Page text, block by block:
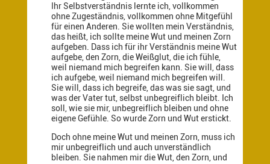
Ihr Selbstverständnis lernte ich, vollkommen
ohne Zugeständnis, vollkommen ohne Mitgefühl
für einen Anderen. Sie wollten mein Verständnis,
das heißt, ich sollte meine Wut und meinen Zorn
aufgeben. Dass ich für ihr Verständnis meine Wut
aufgebe, den Zorn, die Weißglut, die ich fühle,
weil niemand mich begreifen kann. Sie will, dass
ich aufgebe, weil niemand mich begreifen will.
Sie will, dass ich begreife, das was sie sagt, und
was der Vater tut, selbst unbegreiflich bleibt. Ich
soll, wie sie mir, unbegreiflich bleiben und ohne
eigene Gefühle. So wurde Zorn und Wut erstickt.
Doch ohne meine Wut und meinen Zorn, muss ich
mir unbegreiflich und auch unverständlich
bleiben. Sie nahmen mir die Wut, den Zorn, und